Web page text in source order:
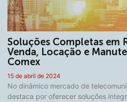
Soluções Completas em
Venda, Locação e
Comex
15 de abril de 2024
No dinâmico mercado de
destaca por oferecer soluções